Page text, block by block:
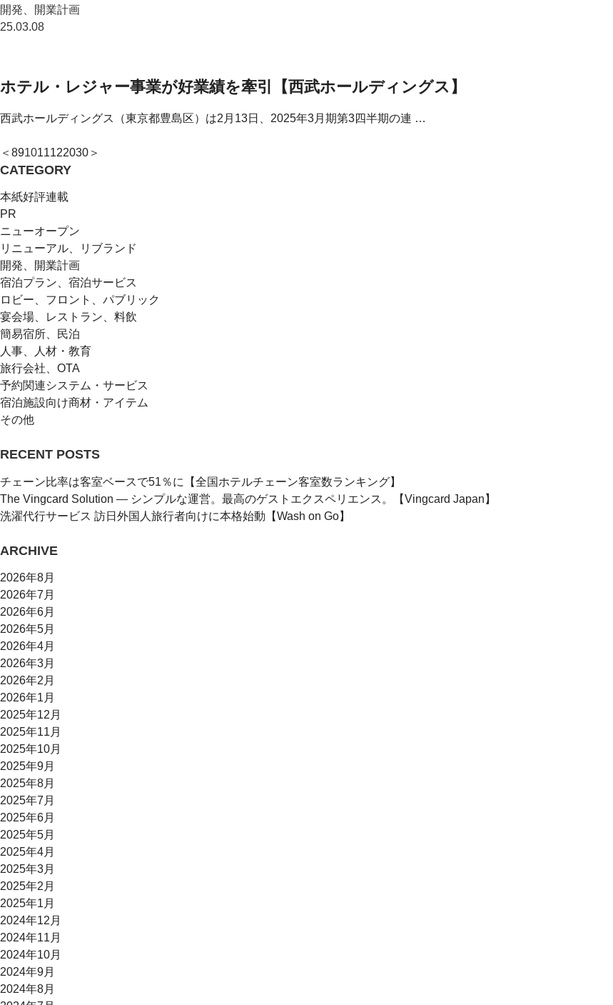
開発、開業計画
25.03.08
ホテル・レジャー事業が好業績を牽引【西武ホールディングス】
西武ホールディングス（東京都豊島区）は2月13日、2025年3月期第3四半期の連 …
＜ 891011122030 ＞
CATEGORY
本紙好評連載
PR
ニューオープン
リニューアル、リブランド
開発、開業計画
宿泊プラン、宿泊サービス
ロビー、フロント、パブリック
宴会場、レストラン、料飲
簡易宿所、民泊
人事、人材・教育
旅行会社、OTA
予約関連システム・サービス
宿泊施設向け商材・アイテム
その他
RECENT POSTS
チェーン比率は客室ベースで51％に【全国ホテルチェーン客室数ランキング】
The Vingcard Solution ― シンプルな運営。最高のゲストエクスペリエンス。【Vingcard Japan】
洗濯代行サービス 訪日外国人旅行者向けに本格始動【Wash on Go】
ARCHIVE
2026年8月
2026年7月
2026年6月
2026年5月
2026年4月
2026年3月
2026年2月
2026年1月
2025年12月
2025年11月
2025年10月
2025年9月
2025年8月
2025年7月
2025年6月
2025年5月
2025年4月
2025年3月
2025年2月
2025年1月
2024年12月
2024年11月
2024年10月
2024年9月
2024年8月